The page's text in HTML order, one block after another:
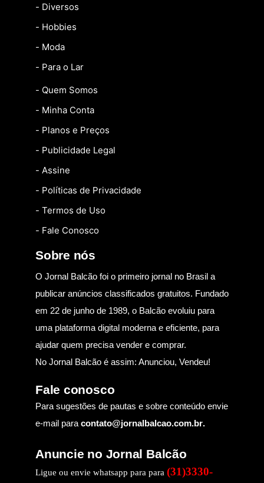
- Diversos
- Hobbies
- Moda
- Para o Lar
- Quem Somos
- Minha Conta
- Planos e Preços
- Publicidade Legal
- Assine
- Políticas de Privacidade
- Termos de Uso
- Fale Conosco
Sobre nós
O Jornal Balcão foi o primeiro jornal no Brasil a
publicar anúncios classificados gratuitos. Fundado
em 22 de junho de 1989, o Balcão evoluiu para
uma plataforma digital moderna e eficiente, para
ajudar quem precisa vender e comprar.
No Jornal Balcão é assim: Anunciou, Vendeu!
Fale conosco
Para sugestões de pautas e sobre conteúdo envie
e-mail para contato@jornalbalcao.com.br.
Anuncie no Jornal Balcão
Ligue ou envie whatsapp para para (31)3330-